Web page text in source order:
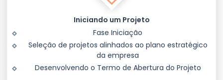
Iniciando um Projeto
Fase Iniciação
Seleção de projetos alinhados ao plano estratégico
da empresa
Desenvolvendo o Termo de Abertura do Projeto